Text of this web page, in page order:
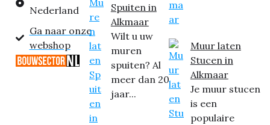
Nederland
Ga naar onze
webshop
Spuiten in
Alkmaar
Wilt u uw
muren
spuiten? Al
meer dan 20
jaar...
Muur laten
Stucen in
Alkmaar
Je muur stucen
is een
populaire